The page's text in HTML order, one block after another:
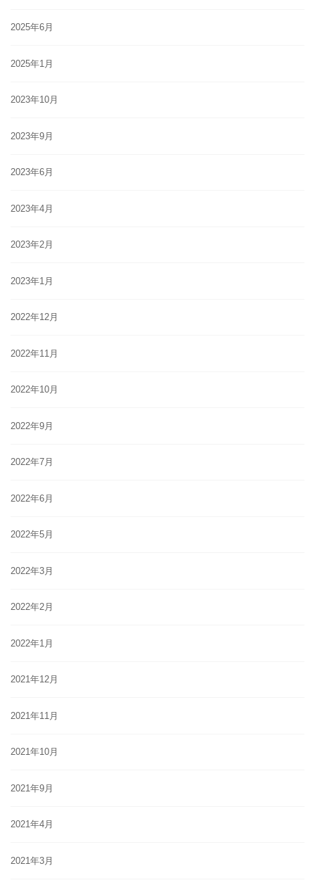
2025年6月
2025年1月
2023年10月
2023年9月
2023年6月
2023年4月
2023年2月
2023年1月
2022年12月
2022年11月
2022年10月
2022年9月
2022年7月
2022年6月
2022年5月
2022年3月
2022年2月
2022年1月
2021年12月
2021年11月
2021年10月
2021年9月
2021年4月
2021年3月